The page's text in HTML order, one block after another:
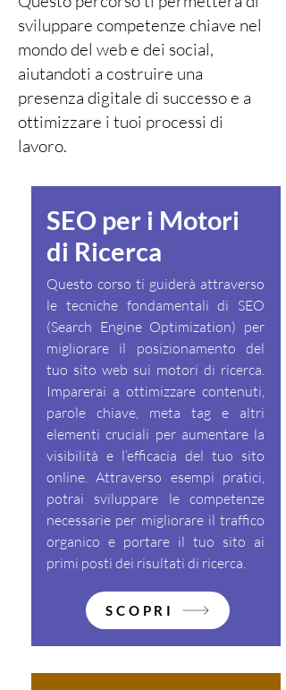
sviluppare competenze chiave nel
mondo del web e dei social,
aiutandoti a costruire una
presenza digitale di successo e a
ottimizzare i tuoi processi di
lavoro.
SEO per i Motori
di Ricerca
Questo corso ti guiderà attraverso
le tecniche fondamentali di SEO
(Search Engine Optimization) per
migliorare il posizionamento del
tuo sito web sui motori di ricerca.
Imparerai a ottimizzare contenuti,
parole chiave, meta tag e altri
elementi cruciali per aumentare la
visibilità e l’efficacia del tuo sito
online. Attraverso esempi pratici,
potrai sviluppare le competenze
necessarie per migliorare il traffico
organico e portare il tuo sito ai
primi posti dei risultati di ricerca.
SCOPRI